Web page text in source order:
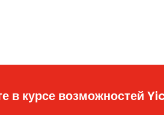
в курсе возможностей